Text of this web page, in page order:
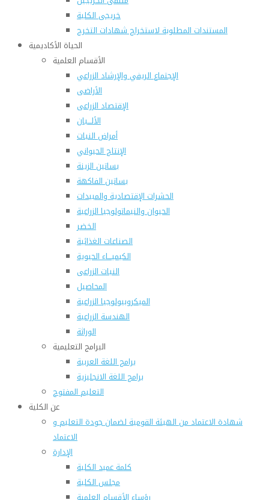
خريجى الكلية
المستندات المطلوبة لاستخراج شهادات التخرج
الحياة الأكاديمية
الأقسام العلمية
الإجتماع الريفي والإرشاد الزراعي
الأراضى
الإقتصاد الزراعى
الألـــبان
أمراض النبات
الإنتاج الحيواني
بساتين الزينة
بساتين الفاكهة
الحشرات الإقتصادية والمبيدات
الحيوان والنيماتولوجيا الزراعية
الخضر
الصناعات الغذائية
الكيميـــاء الحيوية
النبات الزراعى
المحاصيل
الميكروبيولوجيا الزراعية
الهندسة الزراعية
الوراثة
البرامج التعليمية
برامج اللغة العربية
برامج اللغة الانجليزية
التعليم المفتوح
عن الكلية
شهادة الاعتماد من الهيئة القومية لضمان جودة التعليم و
الاعتماد
الإدارة
كلمة عميد الكلية
مجلس الكلية